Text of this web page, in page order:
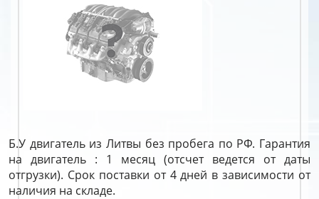
Б.У двигатель из Литвы без пробега по РФ. Гарантия
на двигатель : 1 месяц (отсчет ведется от даты
отгрузки). Срок поставки от 4 дней в зависимости от
наличия на складе.